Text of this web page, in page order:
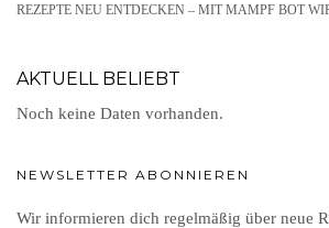
REZEPTE NEU ENTDECKEN – MIT MAMPF BOT
AKTUELL BELIEBT
Noch keine Daten vorhanden.
NEWSLETTER ABONNIEREN
Wir informieren dich regelmäßig über neue